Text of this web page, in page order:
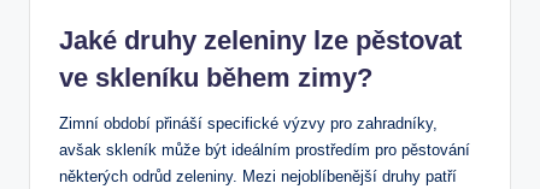
Jaké druhy zeleniny lze pěstovat
ve skleníku během zimy?
Zimní období přináší specifické výzvy pro zahradníky,
avšak skleník může být ideálním prostředím pro pěstování
některých odrůd zeleniny. Mezi nejoblíbenější druhy patří